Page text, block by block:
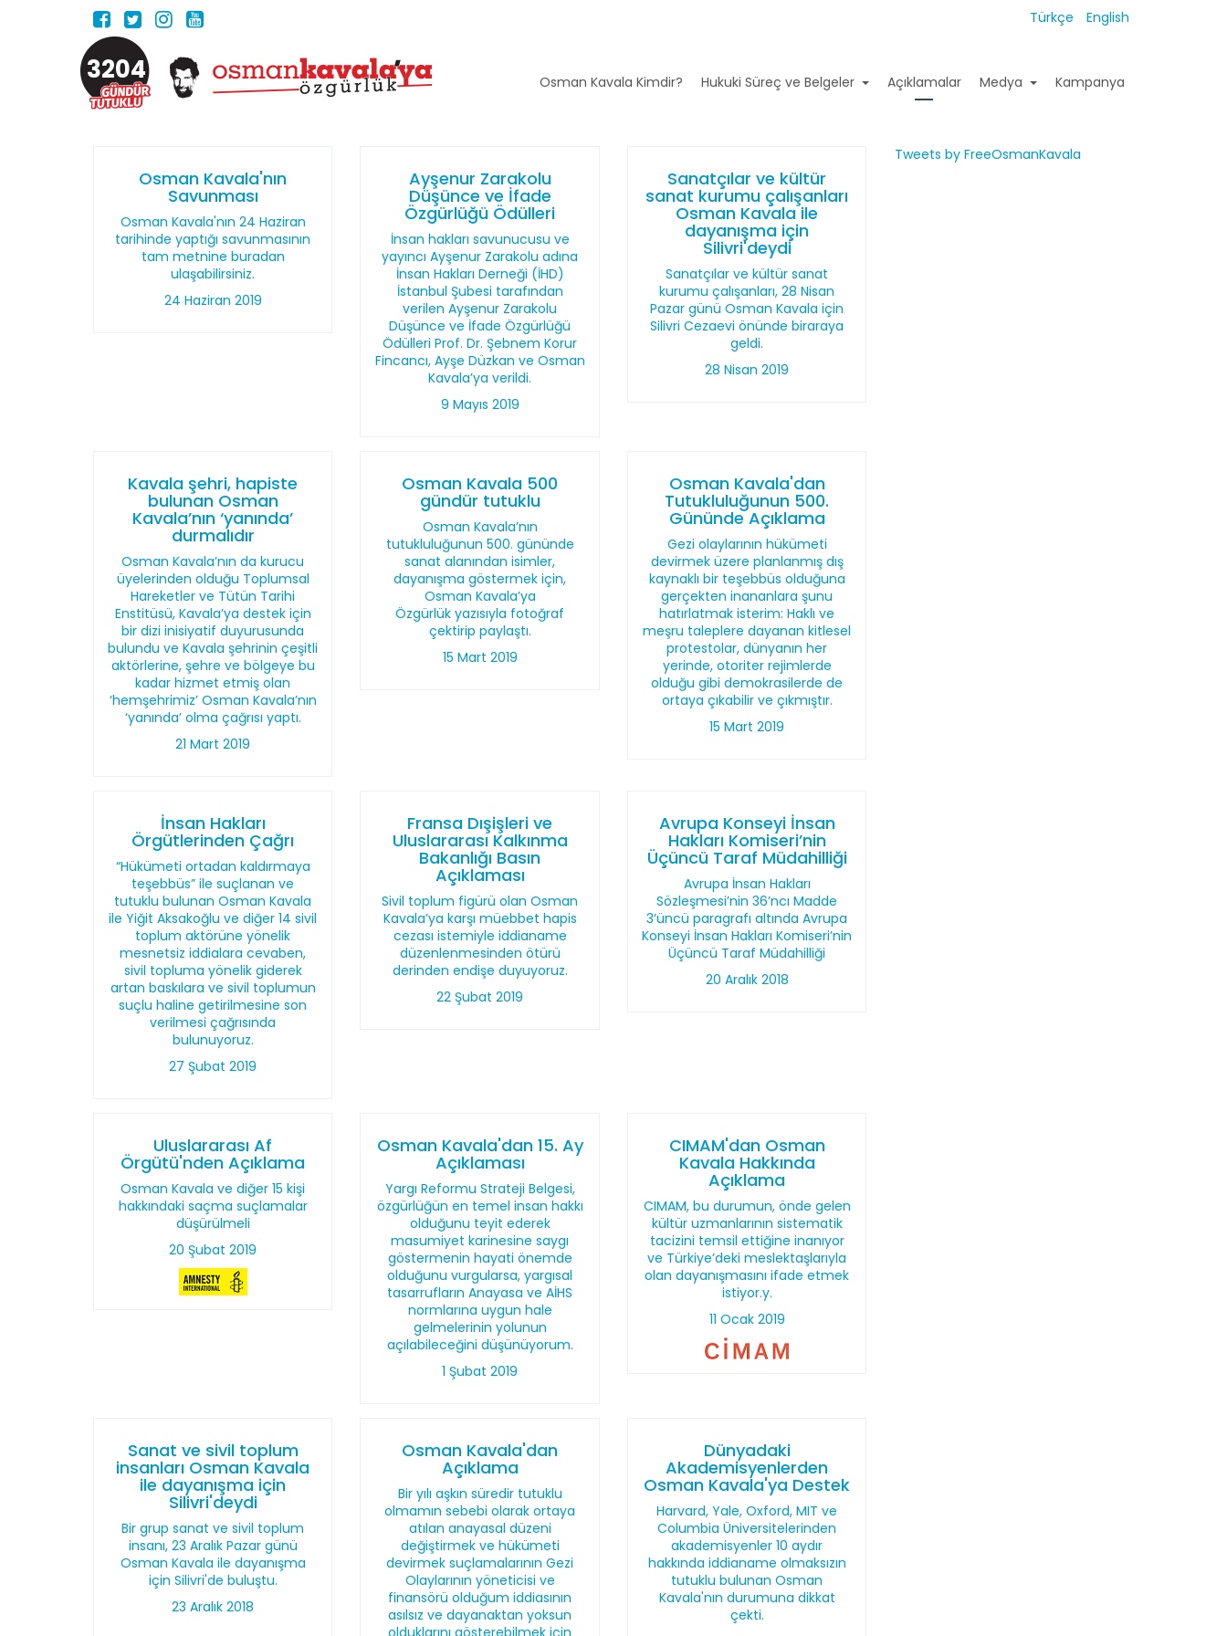
Türkçe English
3204 Osman Kavala Kimdir? Hukuki Süreç ve Belgeler Açıklamalar Medya Kampanya
Osman Kavala'nın
Savunması
Osman Kavala'nın 24 Haziran
tarihinde yaptığı savunmasının
tam metnine buradan
ulaşabilirsiniz.
24 Haziran 2019
Ayşenur Zarakolu
Düşünce ve İfade
Özgürlüğü Ödülleri
İnsan hakları savunucusu ve
yayıncı Ayşenur Zarakolu adına
İnsan Hakları Derneği (İHD)
İstanbul Şubesi tarafından
verilen Ayşenur Zarakolu
Düşünce ve İfade Özgürlüğü
Ödülleri Prof. Dr. Şebnem Korur
Fincancı, Ayşe Düzkan ve Osman
Kavala’ya verildi.
9 Mayıs 2019
Sanatçılar ve kültür
sanat kurumu çalışanları
Osman Kavala ile
dayanışma için
Silivri'deydi
Sanatçılar ve kültür sanat
kurumu çalışanları, 28 Nisan
Pazar günü Osman Kavala için
Silivri Cezaevi önünde biraraya
geldi.
28 Nisan 2019
Kavala şehri, hapiste
bulunan Osman
Kavala’nın ‘yanında’
durmalıdır
Osman Kavala’nın da kurucu
üyelerinden olduğu Toplumsal
Hareketler ve Tütün Tarihi
Enstitüsü, Kavala’ya destek için
bir dizi inisiyatif duyurusunda
bulundu ve Kavala şehrinin çeşitli
aktörlerine, şehre ve bölgeye bu
kadar hizmet etmiş olan
‘hemşehrimiz’ Osman Kavala’nın
‘yanında’ olma çağrısı yaptı.
21 Mart 2019
Osman Kavala 500
gündür tutuklu
Osman Kavala’nın
tutukluluğunun 500. gününde
sanat alanından isimler,
dayanışma göstermek için,
Osman Kavala’ya
Özgürlük yazısıyla fotoğraf
çektirip paylaştı.
15 Mart 2019
Osman Kavala'dan
Tutukluluğunun 500.
Gününde Açıklama
Gezi olaylarının hükümeti
devirmek üzere planlanmış dış
kaynaklı bir teşebbüs olduğuna
gerçekten inananlara şunu
hatırlatmak isterim: Haklı ve
meşru taleplere dayanan kitlesel
protestolar, dünyanın her
yerinde, otoriter rejimlerde
olduğu gibi demokrasilerde de
ortaya çıkabilir ve çıkmıştır.
15 Mart 2019
İnsan Hakları
Örgütlerinden Çağrı
“Hükümeti ortadan kaldırmaya
teşebbüs” ile suçlanan ve
tutuklu bulunan Osman Kavala
ile Yiğit Aksakoğlu ve diğer 14 sivil
toplum aktörüne yönelik
mesnetsiz iddialara cevaben,
sivil topluma yönelik giderek
artan baskılara ve sivil toplumun
suçlu haline getirilmesine son
verilmesi çağrısında
bulunuyoruz.
27 Şubat 2019
Fransa Dışişleri ve
Uluslararası Kalkınma
Bakanlığı Basın
Açıklaması
Sivil toplum figürü olan Osman
Kavala’ya karşı müebbet hapis
cezası istemiyle iddianame
düzenlenmesinden ötürü
derinden endişe duyuyoruz.
22 Şubat 2019
Avrupa Konseyi İnsan
Hakları Komiseri’nin
Üçüncü Taraf Müdahilliği
Avrupa İnsan Hakları
Sözleşmesi’nin 36’ncı Madde
3’üncü paragrafı altında Avrupa
Konseyi İnsan Hakları Komiseri’nin
Üçüncü Taraf Müdahilliği
20 Aralık 2018
Uluslararası Af
Örgütü'nden Açıklama
Osman Kavala ve diğer 15 kişi
hakkındaki saçma suçlamalar
düşürülmeli
20 Şubat 2019
Osman Kavala'dan 15. Ay
Açıklaması
Yargı Reformu Strateji Belgesi,
özgürlüğün en temel insan hakkı
olduğunu teyit ederek
masumiyet karinesine saygı
göstermenin hayati önemde
olduğunu vurgularsa, yargısal
tasarrufların Anayasa ve AİHS
normlarına uygun hale
gelmelerinin yolunun
açılabileceğini düşünüyorum.
1 Şubat 2019
CIMAM'dan Osman
Kavala Hakkında
Açıklama
CIMAM, bu durumun, önde gelen
kültür uzmanlarının sistematik
tacizini temsil ettiğine inanıyor
ve Türkiye’deki meslektaşlarıyla
olan dayanışmasını ifade etmek
istiyor.y.
11 Ocak 2019
Sanat ve sivil toplum
insanları Osman Kavala
ile dayanışma için
Silivri'deydi
Bir grup sanat ve sivil toplum
insanı, 23 Aralık Pazar günü
Osman Kavala ile dayanışma
için Silivri'de buluştu.
23 Aralık 2018
Osman Kavala'dan
Açıklama
Bir yılı aşkın süredir tutuklu
olmamın sebebi olarak ortaya
atılan anayasal düzeni
değiştirmek ve hükümeti
devirmek suçlamalarının Gezi
Olaylarının yöneticisi ve
finansörü olduğum iddiasının
asılsız ve dayanaktan yoksun
olduklarını gösterebilmek için
Dünyadaki
Akademisyenlerden
Osman Kavala'ya Destek
Harvard, Yale, Oxford, MIT ve
Columbia Üniversitelerinden
akademisyenler 10 aydır
hakkında iddianame olmaksızın
tutuklu bulunan Osman
Kavala'nın durumuna dikkat
çekti.
Tweets by FreeOsmanKavala